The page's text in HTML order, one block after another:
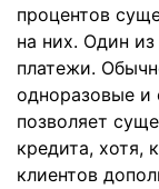
процентов
на них. Один
платежи.
одноразовые и
позволяет
кредита, хотя,
клиентов